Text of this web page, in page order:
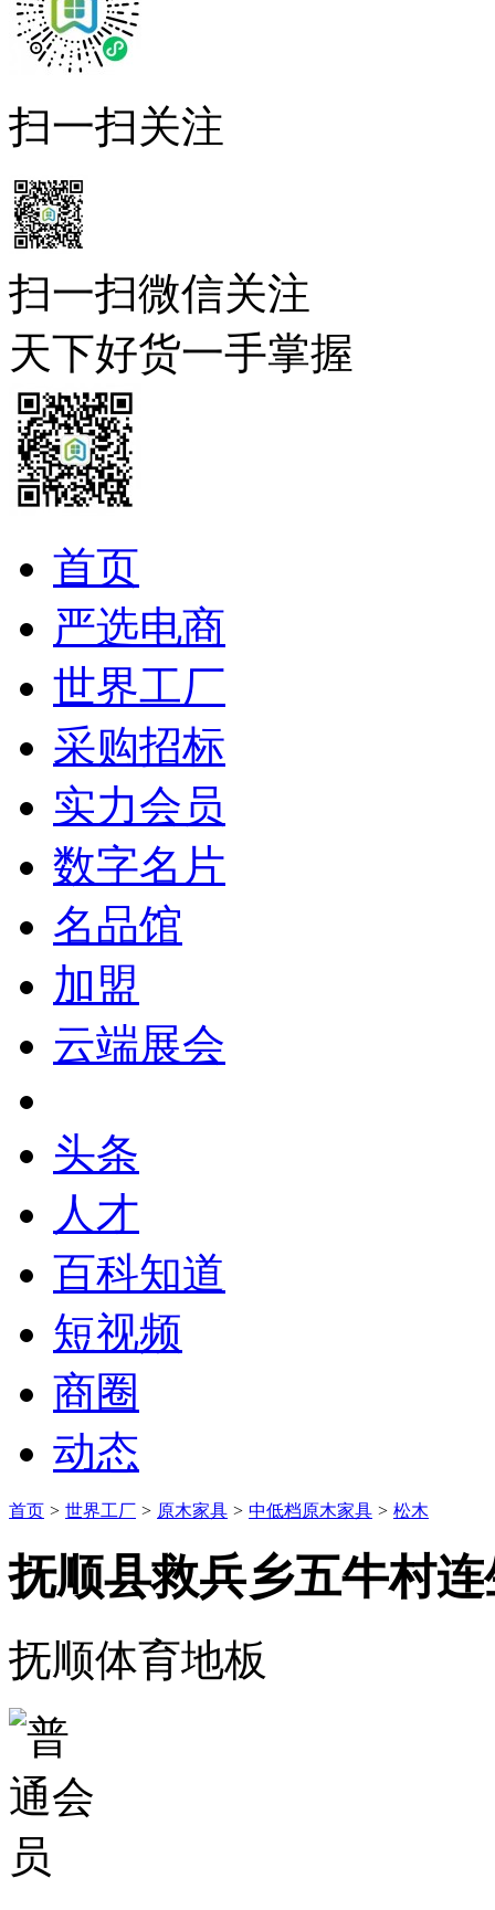
扫一扫关注
扫一扫微信关注
天下好货一手掌握
首页
严选电商
世界工厂
采购招标
实力会员
数字名片
名品馆
加盟
云端展会
头条
人才
百科知道
短视频
商圈
动态
首页 > 世界工厂 > 原木家具 > 中低档原木家具 > 松木
抚顺县救兵乡五牛村
抚顺体育地板